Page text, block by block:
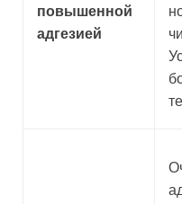
повышенной
адгезией